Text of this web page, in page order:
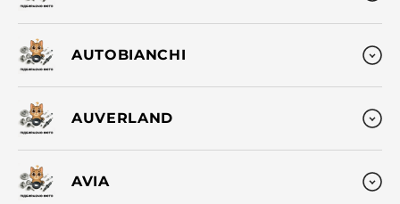
AUTOBIANCHI
AUVERLAND
AVIA